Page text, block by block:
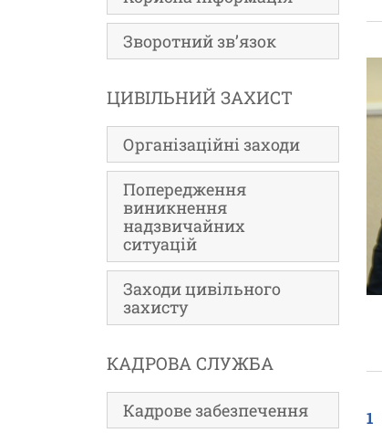
Зворотний зв’язок
ЦИВІЛЬНИЙ ЗАХИСТ
Організаційні заходи
Попередження
виникнення
надзвичайних
ситуацій
Заходи цивільного
захисту
КАДРОВА СЛУЖБА
Кадрове забезпечення 1